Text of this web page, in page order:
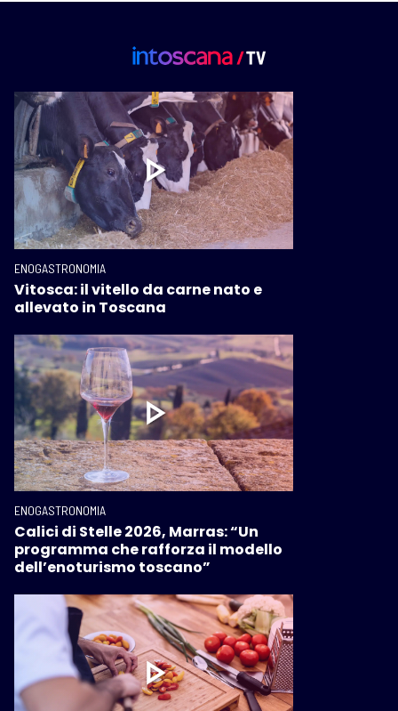
ENOGASTRONOMIA
Vitosca: il vitello da carne nato e
allevato in Toscana
ENOGASTRONOMIA
Calici di Stelle 2026, Marras: “Un
programma che rafforza il modello
dell’enoturismo toscano”